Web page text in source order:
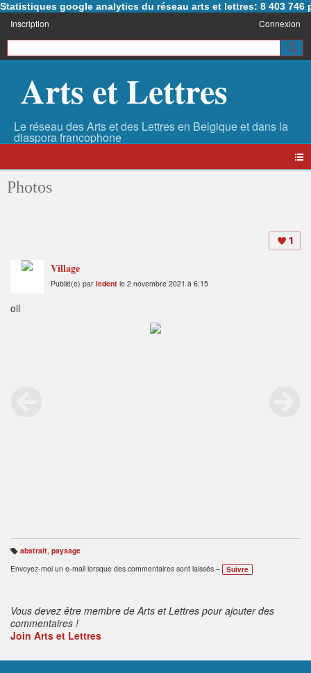
Statistiques google analytics du réseau arts et lettres: 8 403 746
Inscription Connexion
Arts et Lettres
Photos
1
Village
Publié(e) par ledent le 2 novembre 2021 à 6:15
oil
B
ali
s
abstrait, paysage
Envoyez-moi un e-mail lorsque des commentaires sont laissés –
Suivre
Vous devez être membre de Arts et Lettres pour ajouter des
commentaires !
Join Arts et Lettres